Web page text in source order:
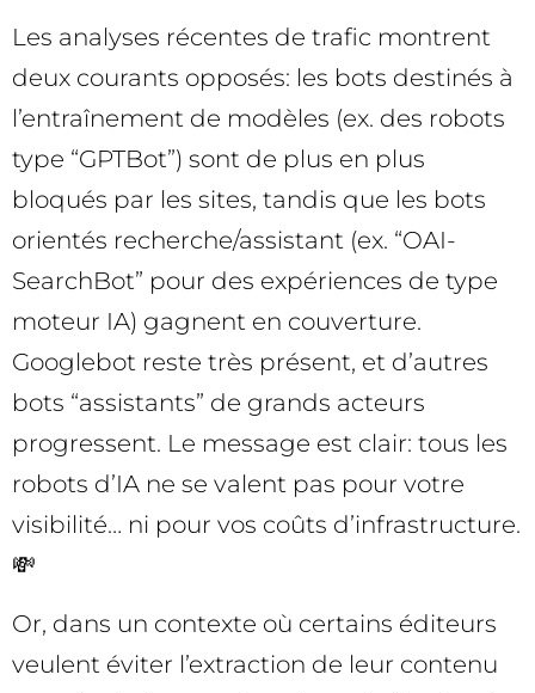
Les analyses récentes de trafic montrent
deux courants opposés: les bots destinés à
l’entraînement de modèles (ex. des robots
type “GPTBot”) sont de plus en plus
bloqués par les sites, tandis que les bots
orientés recherche/assistant (ex. “OAI-
SearchBot” pour des expériences de type
moteur IA) gagnent en couverture.
Googlebot reste très présent, et d’autres
bots “assistants” de grands acteurs
progressent. Le message est clair: tous les
robots d’IA ne se valent pas pour votre
visibilité… ni pour vos coûts d’infrastructure.
💸
Or, dans un contexte où certains éditeurs
veulent éviter l’extraction de leur contenu